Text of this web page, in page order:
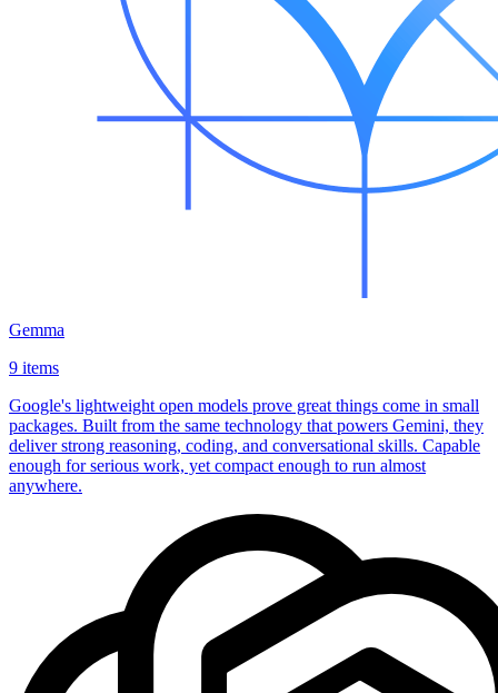
Gemma
9 items
Google's lightweight open models prove great things come in small
packages. Built from the same technology that powers Gemini, they
deliver strong reasoning, coding, and conversational skills. Capable
enough for serious work, yet compact enough to run almost
anywhere.